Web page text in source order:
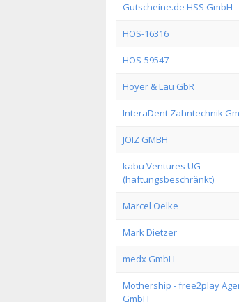
Gutscheine.de HSS GmbH
HOS-16316
HOS-59547
Hoyer & Lau GbR
InteraDent Zahntechnik
JOIZ GMBH
kabu Ventures UG
(haftungsbeschränkt)
Marcel Oelke
Mark Dietzer
medx GmbH
Mothership - free2play
GmbH